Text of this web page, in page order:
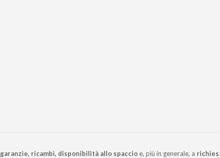
garanzie, ricambi, disponibilità allo spaccio e, più in generale, a